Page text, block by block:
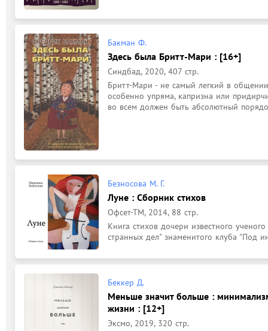
Бакман Ф.
Здесь была Бритт-Мари : [16+]
Синдбад, 2020, 407 стр.
Бритт-Мари - не самый легкий в
особенно упряма, капризна или
во всем должен быть абсолютный
Безносова М. Г.
Луне : Сборник стихов
Офсет-ТМ, 2014, 88 стр.
Книга стихов дочери известного
странных дел" знаменитого клуба "Под
Беккер Д.
Меньше значит больше :
жизни : [12+]
Эксмо, 2019, 320 стр.